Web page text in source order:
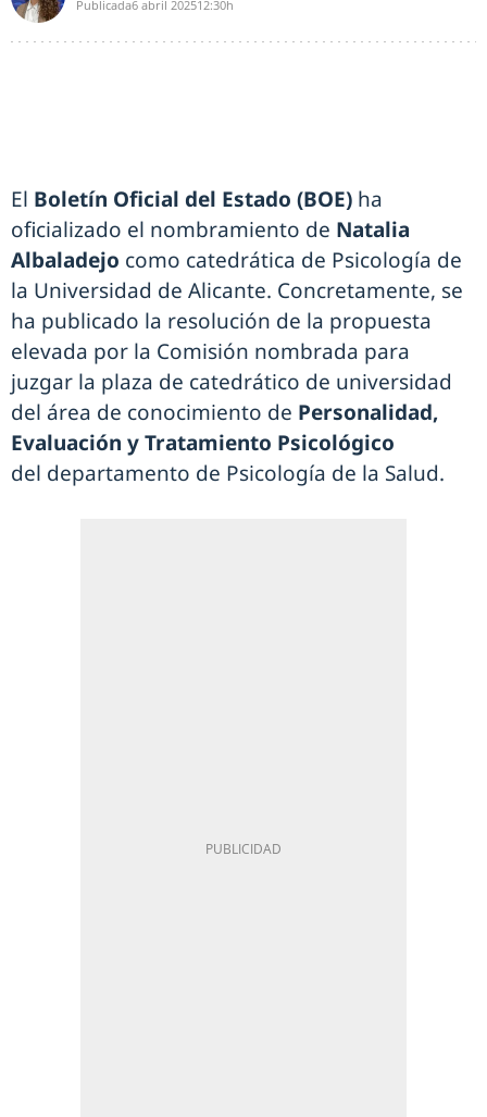
Publicada6 abril 202512:30h
El Boletín Oficial del Estado (BOE) ha
oficializado el nombramiento de Natalia
Albaladejo como catedrática de Psicología de
la Universidad de Alicante. Concretamente, se
ha publicado la resolución de la propuesta
elevada por la Comisión nombrada para
juzgar la plaza de catedrático de universidad
del área de conocimiento de Personalidad,
Evaluación y Tratamiento Psicológico
del departamento de Psicología de la Salud.